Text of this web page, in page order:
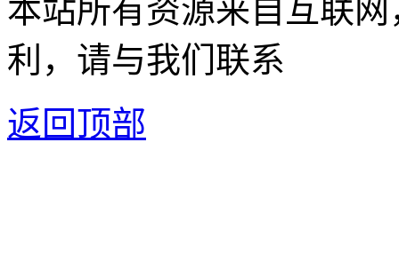
本站所有资源来自互联
利，请与我们联系
返回顶部